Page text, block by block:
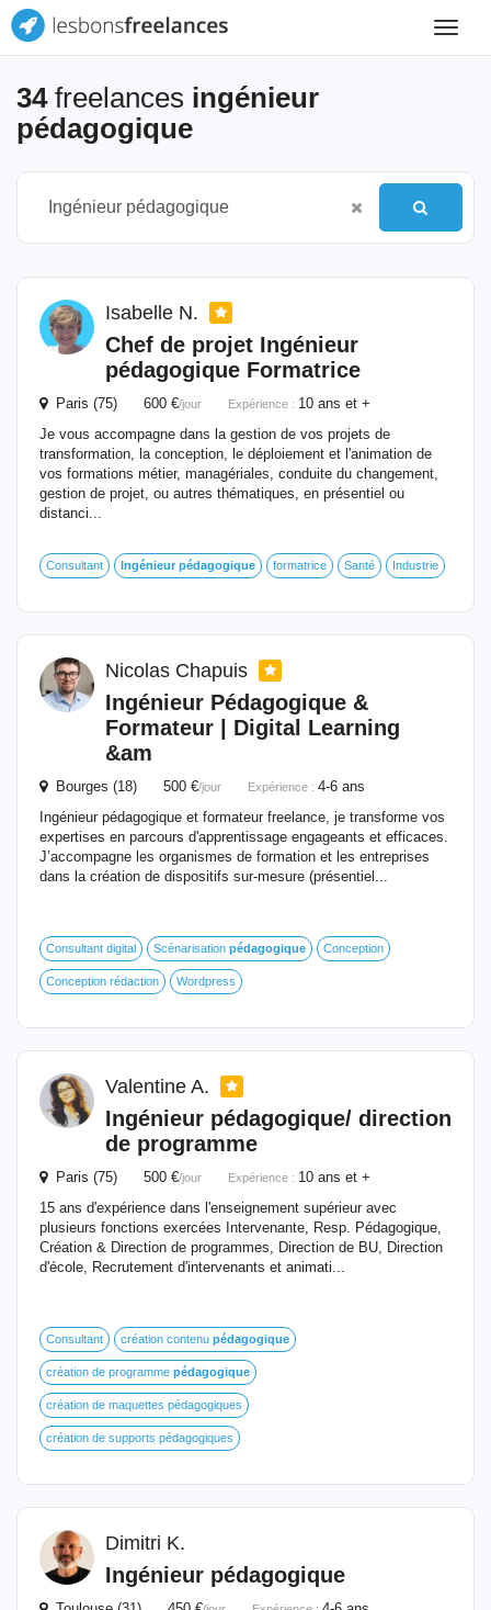
Toggle
34freelances ingénieur
pédagogique
Isabelle N.
Chef de projet Ingénieur
pédagogique Formatrice
Paris (75) 600 €/jour Expérience : 10 ans et +
Je vous accompagne dans la gestion de vos projets de
transformation, la conception, le déploiement et l'animation de
vos formations métier, managériales, conduite du changement,
gestion de projet, ou autres thématiques, en présentiel ou
distanci...
Consultant Ingénieur pédagogique formatrice Santé Industrie
Nicolas Chapuis
Ingénieur Pédagogique &
Formateur | Digital Learning
&am
Bourges (18) 500 €/jour Expérience : 4-6 ans
Ingénieur pédagogique et formateur freelance, je transforme vos
expertises en parcours d'apprentissage engageants et efficaces.
J’accompagne les organismes de formation et les entreprises
dans la création de dispositifs sur-mesure (présentiel...
Consultant digital Scénarisation pédagogique Conception
Conception rédaction Wordpress
Valentine A.
Ingénieur pédagogique/ direction
de programme
Paris (75) 500 €/jour Expérience : 10 ans et +
15 ans d'expérience dans l'enseignement supérieur avec
plusieurs fonctions exercées Intervenante, Resp. Pédagogique,
Création & Direction de programmes, Direction de BU, Direction
d'école, Recrutement d'intervenants et animati...
Consultant création contenu pédagogique
création de programme pédagogique
création de maquettes pédagogiques
création de supports pédagogiques
Dimitri K.
Ingénieur pédagogique